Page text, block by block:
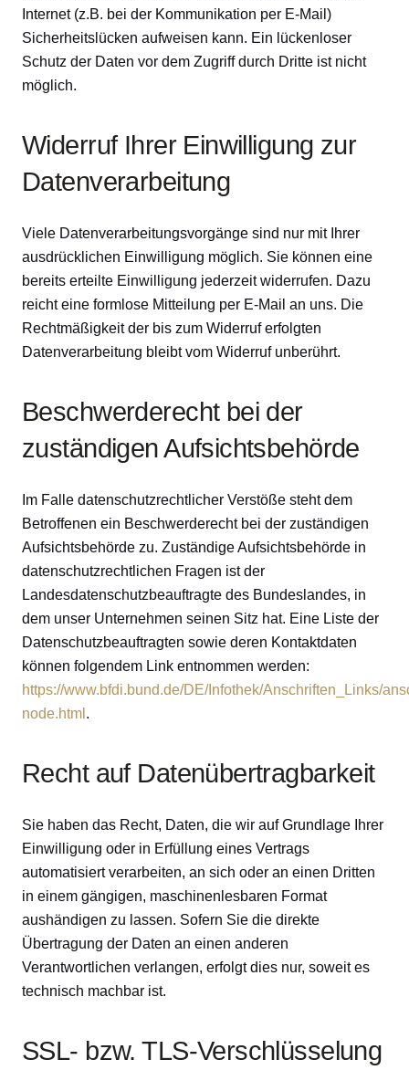
Internet (z.B. bei der Kommunikation per E-Mail)
Sicherheitslücken aufweisen kann. Ein lückenloser
Schutz der Daten vor dem Zugriff durch Dritte ist nicht
möglich.
Widerruf Ihrer Einwilligung zur
Datenverarbeitung
Viele Datenverarbeitungsvorgänge sind nur mit Ihrer
ausdrücklichen Einwilligung möglich. Sie können eine
bereits erteilte Einwilligung jederzeit widerrufen. Dazu
reicht eine formlose Mitteilung per E-Mail an uns. Die
Rechtmäßigkeit der bis zum Widerruf erfolgten
Datenverarbeitung bleibt vom Widerruf unberührt.
Beschwerderecht bei der
zuständigen Aufsichtsbehörde
Im Falle datenschutzrechtlicher Verstöße steht dem
Betroffenen ein Beschwerderecht bei der zuständigen
Aufsichtsbehörde zu. Zuständige Aufsichtsbehörde in
datenschutzrechtlichen Fragen ist der
Landesdatenschutzbeauftragte des Bundeslandes, in
dem unser Unternehmen seinen Sitz hat. Eine Liste der
Datenschutzbeauftragten sowie deren Kontaktdaten
können folgendem Link entnommen werden:
https://www.bfdi.bund.de/DE/Infothek/Anschriften_Links/
node.html .
Recht auf Datenübertragbarkeit
Sie haben das Recht, Daten, die wir auf Grundlage Ihrer
Einwilligung oder in Erfüllung eines Vertrags
automatisiert verarbeiten, an sich oder an einen Dritten
in einem gängigen, maschinenlesbaren Format
aushändigen zu lassen. Sofern Sie die direkte
Übertragung der Daten an einen anderen
Verantwortlichen verlangen, erfolgt dies nur, soweit es
technisch machbar ist.
SSL- bzw. TLS-Verschlüsselung